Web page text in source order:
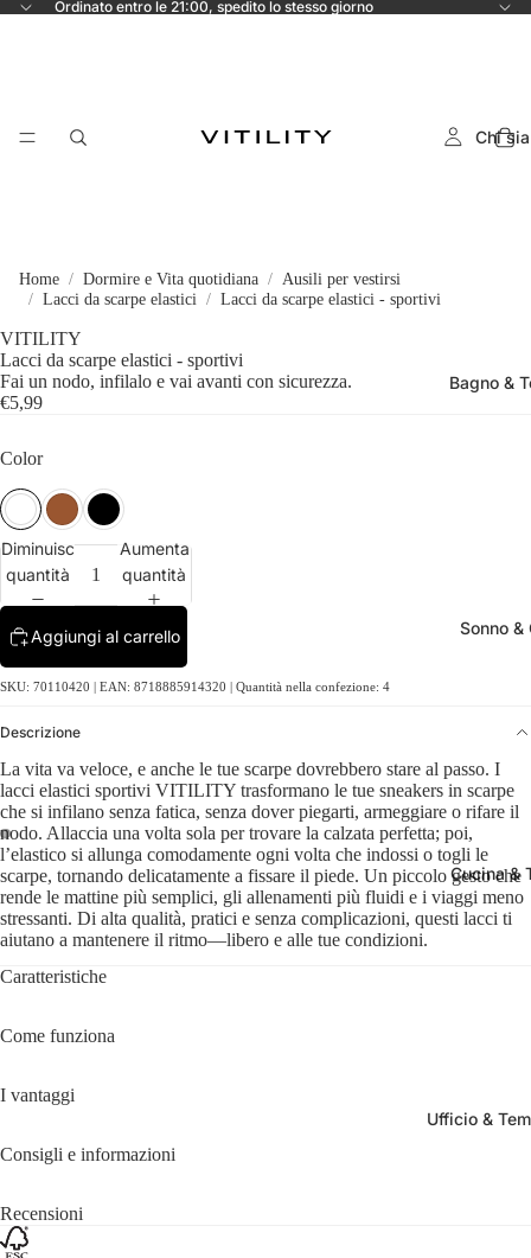
Ordinato entro le 21:00, spedito lo stesso giorno
Chi
Bagno &
Sonno &
Cucina &
Ufficio &
Home Dormire e Vita quotidiana
Ausili per vestirsi
Lacci da scarpe elastici
Lacci da scarpe elastici - sportivi
VITILITY
Lacci da scarpe elastici - sportivi
Fai un nodo, infilalo e vai avanti con sicurezza.
€5,99
Color
Diminuisci
quantità
Aumenta
quantità
Aggiungi al carrello
SKU: 70110420 | EAN: 8718885914320 | Quantità nella confezione: 4
Descrizione
La vita va veloce, e anche le tue scarpe dovrebbero stare al passo. I
lacci elastici sportivi VITILITY trasformano le tue sneakers in scarpe
che si infilano senza fatica, senza dover piegarti, armeggiare o rifare il
nodo. Allaccia una volta sola per trovare la calzata perfetta; poi,
l’elastico si allunga comodamente ogni volta che indossi o togli le
scarpe, tornando delicatamente a fissare il piede. Un piccolo gesto che
rende le mattine più semplici, gli allenamenti più fluidi e i viaggi meno
stressanti. Di alta qualità, pratici e senza complicazioni, questi lacci ti
aiutano a mantenere il ritmo—libero e alle tue condizioni.
Caratteristiche
Come funziona
I vantaggi
Consigli e informazioni
Recensioni